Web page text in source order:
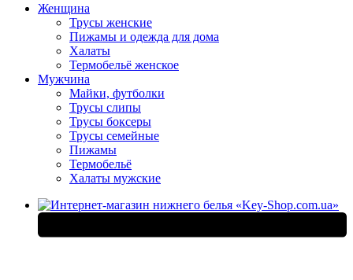
Женщина
Трусы женские
Пижамы и одежда для дома
Халаты
Термобельё женское
Мужчина
Майки, футболки
Трусы слипы
Трусы боксеры
Трусы семейные
Пижамы
Термобельё
Халаты мужские